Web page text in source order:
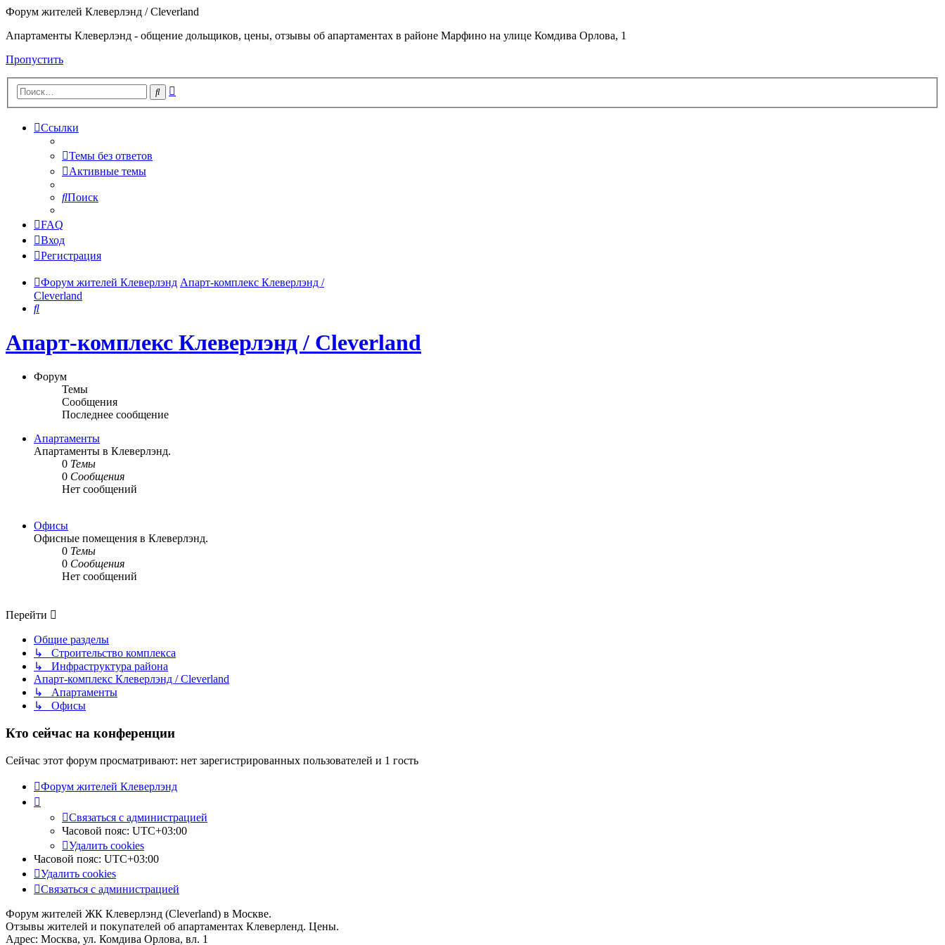
Форум жителей Клеверлэнд / Cleverland
Апартаменты Клеверлэнд - общение дольщиков, цены, отзывы об апартаментах в районе Марфино на улице Комдива Орлова, 1
Пропустить
Поиск
Ссылки
Темы без ответов
Активные темы
Поиск
FAQ
Вход
Регистрация
Форум жителей Клеверлэнд Апарт-комплекс Клеверлэнд /
Cleverland
Поиск
Апарт-комплекс Клеверлэнд / Cleverland
Форум
Темы
Сообщения
Последнее сообщение
Апартаменты
Апартаменты в Клеверлэнд.
0 Темы
0 Сообщения
Нет сообщений
Офисы
Офисные помещения в Клеверлэнд.
0 Темы
0 Сообщения
Нет сообщений
Перейти
Общие разделы
↳ Строительство комплекса
↳ Инфраструктура района
Апарт-комплекс Клеверлэнд / Cleverland
↳ Апартаменты
↳ Офисы
Кто сейчас на конференции
Сейчас этот форум просматривают: нет зарегистрированных пользователей и 1 гость
Форум жителей Клеверлэнд
Связаться с администрацией
Часовой пояс: UTC+03:00
Удалить cookies
Часовой пояс: UTC+03:00
Удалить cookies
Связаться с администрацией
Форум жителей ЖК Клеверлэнд (Cleverland) в Москве.
Отзывы жителей и покупателей об апартаментах Клеверленд. Цены.
Адрес: Москва, ул. Комдива Орлова, вл. 1